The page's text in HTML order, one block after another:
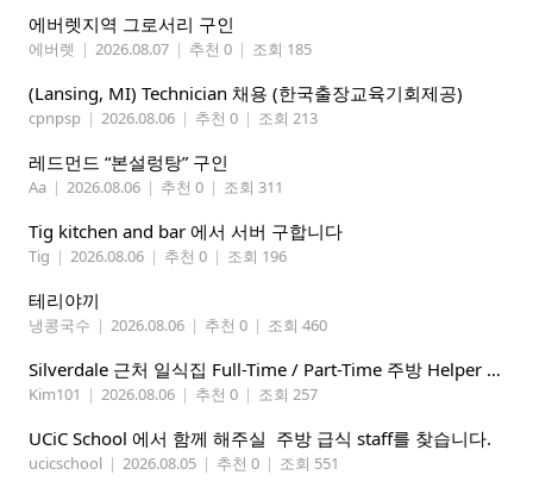
에버렛지역 그로서리 구인
에버렛 | 2026.08.07 | 추천 0 | 조회 185
(Lansing, MI) Technician 채용 (한국출장교육기회제공)
cpnpsp | 2026.08.06 | 추천 0 | 조회 213
레드먼드 “본설렁탕” 구인
Aa | 2026.08.06 | 추천 0 | 조회 311
Tig kitchen and bar 에서 서버 구합니다
Tig | 2026.08.06 | 추천 0 | 조회 196
테리야끼
냉콩국수 | 2026.08.06 | 추천 0 | 조회 460
Silverdale 근처 일식집 Full-Time / Part-Time 주방 Helper 구합니다.
Kim101 | 2026.08.06 | 추천 0 | 조회 257
UCiC School 에서 함께 해주실 주방 급식 staff를 찾습니다.
ucicschool | 2026.08.05 | 추천 0 | 조회 551